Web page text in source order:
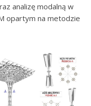
analizę modalną w
opartym na metodzie